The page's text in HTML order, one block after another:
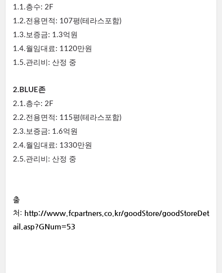
1.1.층수: 2F
1.2.전용면적: 107평(테라스포함)
1.3.보증금: 1.3억원
1.4.월임대료: 1120만원
1.5.관리비: 산정 중
2.BLUE존
2.1.층수: 2F
2.2.전용면적: 115평(테라스포함)
2.3.보증금: 1.6억원
2.4.월임대료: 1330만원
2.5.관리비: 산정 중
출
처: http://www.fcpartners.co.kr/goodStore/goodStoreDet
ail.asp?GNum=53